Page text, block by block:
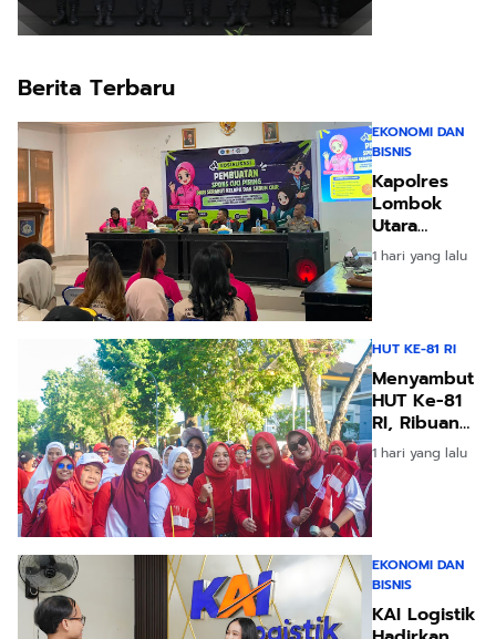
Berita Terbaru
EKONOMI DAN
BISNIS
Kapolres
Lombok
Utara
Apresiasi
Inovasi
Desa
Bentek
1 hari yang lalu
HUT KE-81 RI
Menyambut
HUT Ke-81
RI, Ribuan
Bendera
Merah Putih
1 hari yang lalu
EKONOMI DAN
BISNIS
KAI Logistik